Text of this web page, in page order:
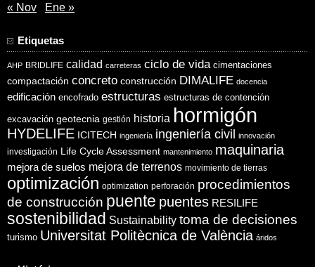
« Nov Ene »
Etiquetas
AHP BRIDLIFE calidad carreteras ciclo de vida cimentaciones
compactación concreto construcción DIMALIFE docencia
edificación encofrado estructuras estructuras de contención
excavación geotecnia gestión historia hormigón
HYDELIFE ICITECH ingeniería ingeniería civil innovación
investigación Life Cycle Assessment mantenimiento maquinaria
mejora de suelos mejora de terrenos movimiento de tierras
optimización optimization perforación procedimientos
de construcción puente puentes RESILIFE
sostenibilidad Sustainability toma de decisiones
turismo Universitat Politècnica de València áridos